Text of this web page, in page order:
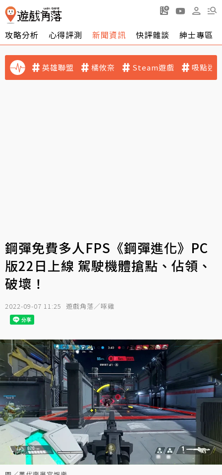
攻略分析 心得評測 新聞資訊 快評雜談 紳士專區
英雄聯盟 橘攸奈 Steam遊戲 吸點迷
鋼彈免費多人FPS《鋼彈進化》PC
版22日上線 駕駛機體搶點、佔領、
破壞！
2022-09-07 11:25 遊戲角落／啄雞